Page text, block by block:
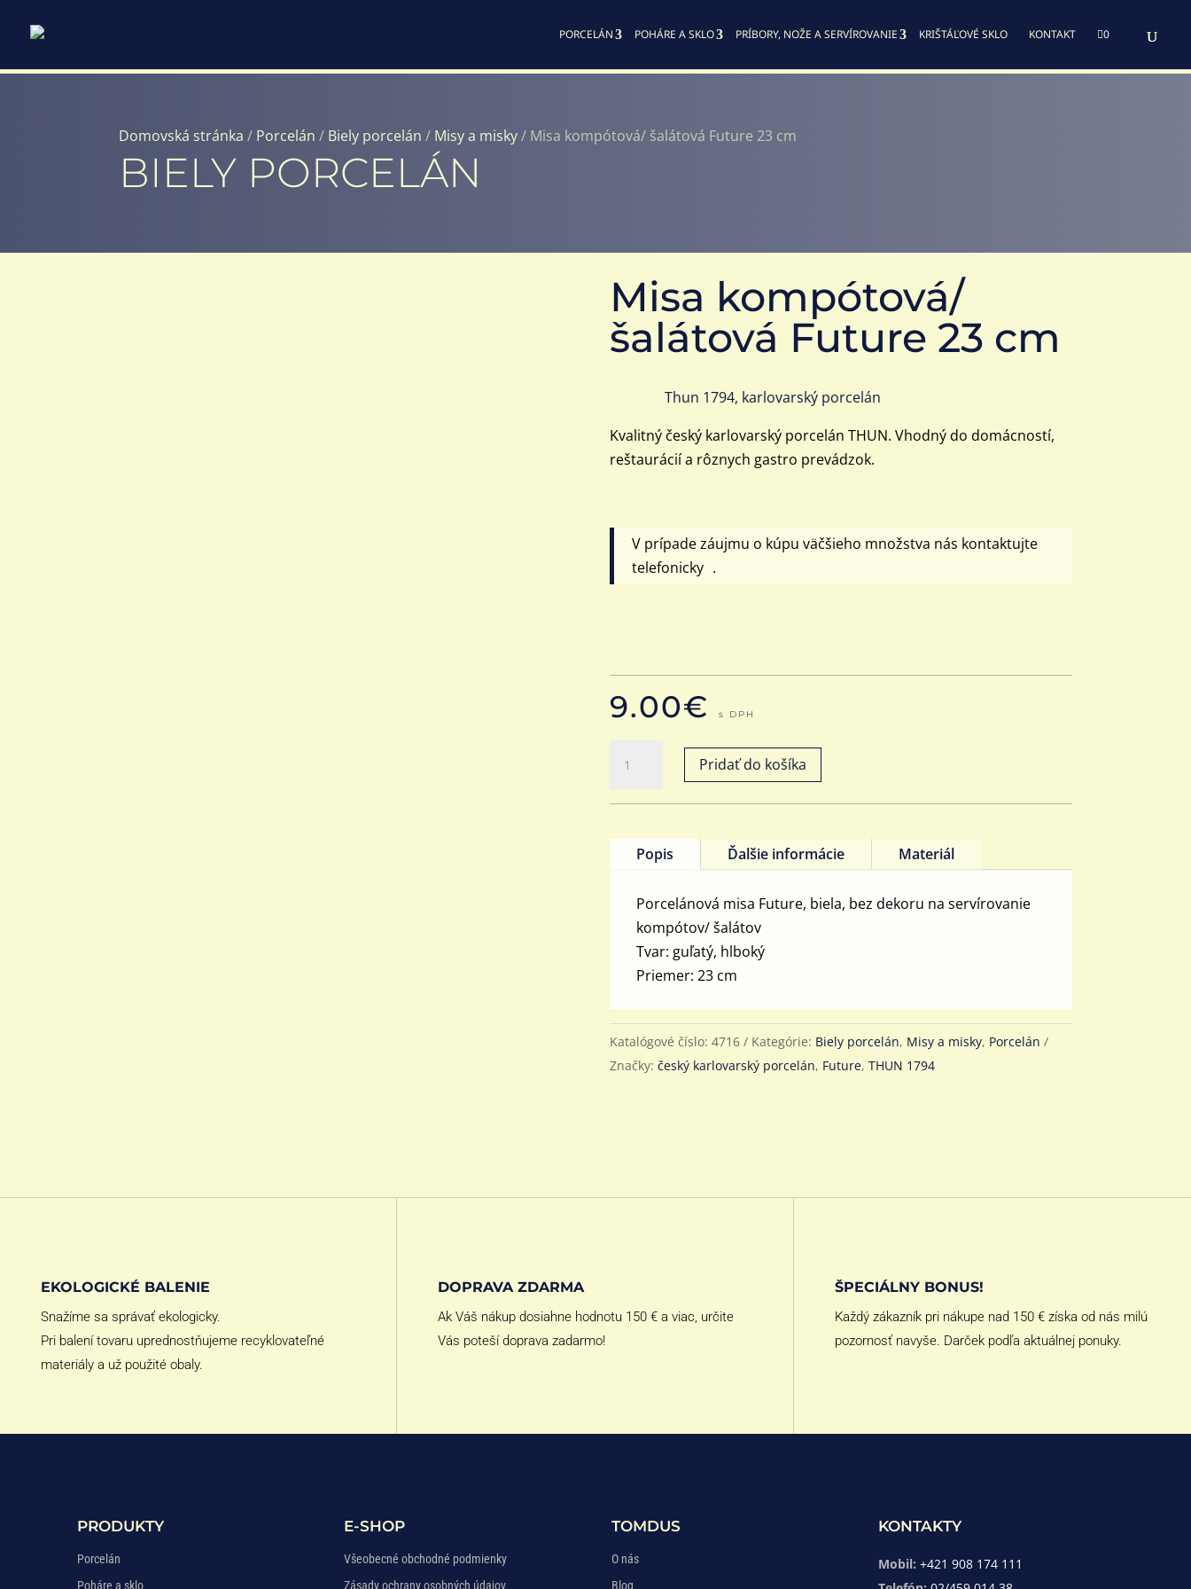
PORCELÁN POHÁRE A SKLO PRÍBORY, NOŽE A SERVÍROVANIE KRIŠTÁĽOVÉ SKLO KONTAKT 0
Domovská stránka / Porcelán / Biely porcelán / Misy a misky/ Misa kompótová/ šalátová Future 23 cm
BIELY PORCELÁN
Misa kompótová/
šalátová Future 23 cm
Thun 1794, karlovarský porcelán
Kvalitný český karlovarský porcelán THUN. Vhodný do domácností,
reštaurácií a rôznych gastro prevádzok.
V prípade záujmu o kúpu väčšieho množstva nás kontaktujte
telefonicky .
9.00€ s DPH
Misa
kompótová/
Future
23
Pridať do košíka
Popis Ďalšie informácie Materiál
Porcelánová misa Future, biela, bez dekoru na servírovanie
kompótov/ šalátov
Tvar: guľatý, hlboký
Priemer: 23 cm
Katalógové číslo:4716 Kategórie: Biely porcelán, Misy a misky, Porcelán
Značky:český karlovarský porcelán, Future,THUN 1794
EKOLOGICKÉ BALENIE
Snažíme sa správať ekologicky.
Pri balení tovaru uprednostňujeme recyklovateľné
materiály a už použité obaly.
DOPRAVA ZDARMA
Ak Váš nákup dosiahne hodnotu 150 € a viac, určite
Vás poteší doprava zadarmo!
ŠPECIÁLNY BONUS!
Každý zákazník pri nákupe nad 150 € získa od nás milú
pozornosť navyše. Darček podľa aktuálnej ponuky.
PRODUKTY
Porcelán
Poháre a sklo
E-SHOP
Všeobecné obchodné podmienky
Zásady ochrany osobných údajov
TOMDUS
O nás
Blog
KONTAKTY
Mobil: +421 908 174 111